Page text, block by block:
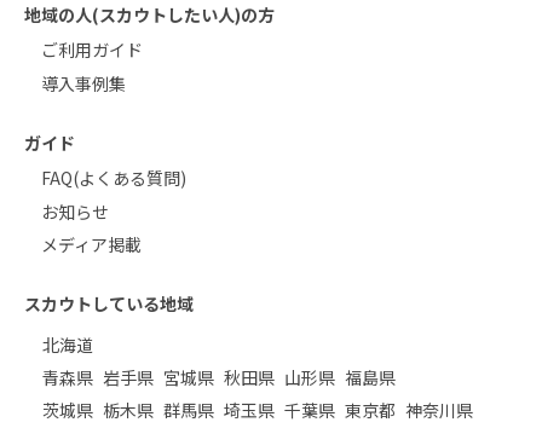
地域の人(スカウトしたい人)の方
ご利用ガイド
導入事例集
ガイド
FAQ(よくある質問)
お知らせ
メディア掲載
スカウトしている地域
北海道
青森県 岩手県 宮城県 秋田県 山形県 福島県
茨城県 栃木県 群馬県 埼玉県 千葉県 東京都 神奈川県